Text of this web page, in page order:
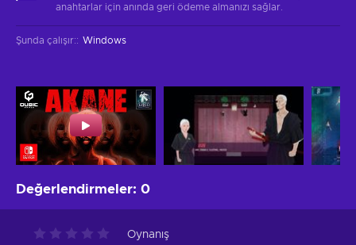
anahtarlar için anında geri ödeme almanızı sağlar.
Şunda çalışır:: Windows
Değerlendirmeler: 0
Oynanış